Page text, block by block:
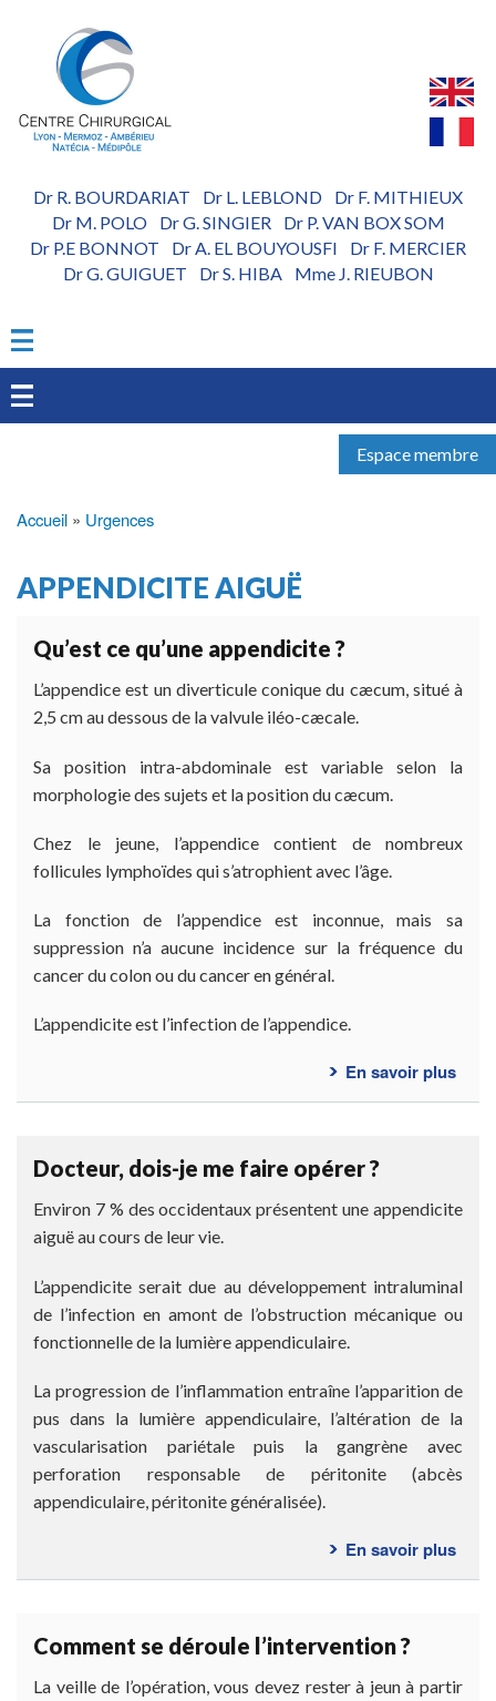
Dr R. BOURDARIAT Dr L. LEBLOND
Dr F. MITHIEUX
Dr M. POLO- Dr G. SINGIER- Dr P. VAN BOX SOM
Dr P.E BONNOT
Dr A. EL BOUYOUSFI
Dr F. MERCIER
Dr G. GUIGUET
Dr S. HIBA- Mme J. RIEUBON
Espace membre
d'Ariane
Accueil Urgences
APPENDICITE AIGUË
Qu’est ce qu’une appendicite ?
L’appendice est un diverticule conique du cæcum, situé à
2,5 cm au dessous de la valvule iléo-cæcale.
Sa position intra-abdominale est variable selon la
morphologie des sujets et la position du cæcum.
Chez le jeune, l’appendice contient de nombreux
follicules lymphoïdes qui s’atrophient avec l’âge.
La fonction de l’appendice est inconnue, mais sa
suppression n’a aucune incidence sur la fréquence du
cancer du colon ou du cancer en général.
L’appendicite est l’infection de l’appendice.
En savoir plussur
?
Docteur, dois-je me faire opérer ?
Environ 7 % des occidentaux présentent une appendicite
aiguë au cours de leur vie.
L’appendicite serait due au développement intraluminal
de l’infection en amont de l’obstruction mécanique ou
fonctionnelle de la lumière appendiculaire.
La progression de l’inflammation entraîne l’apparition de
pus dans la lumière appendiculaire, l’altération de la
vascularisation pariétale puis la gangrène avec
perforation responsable de péritonite (abcès
appendiculaire, péritonite généralisée).
En savoir plussur
faire
Comment se déroule l’intervention ?
La veille de l’opération, vous devez rester à jeun à partir